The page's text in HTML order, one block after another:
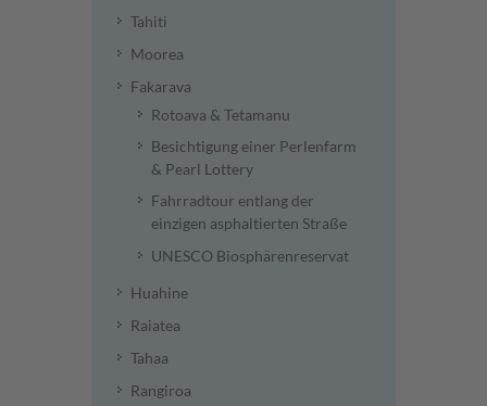
Tahiti
Moorea
Fakarava
Rotoava & Tetamanu
Besichtigung einer Perlenfarm
& Pearl Lottery
Fahrradtour entlang der
einzigen asphaltierten Straße
UNESCO Biosphärenreservat
Huahine
Raiatea
Tahaa
Rangiroa